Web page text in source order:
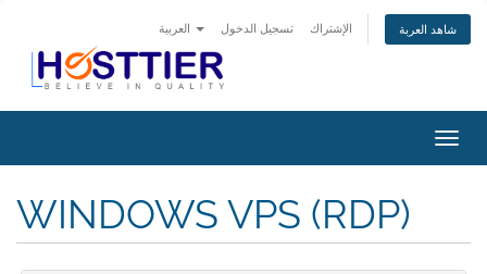
تسجيل الدخول الإشتراك شاهد العربة
تبديل
التنقل
WINDOWS VPS (RDP)